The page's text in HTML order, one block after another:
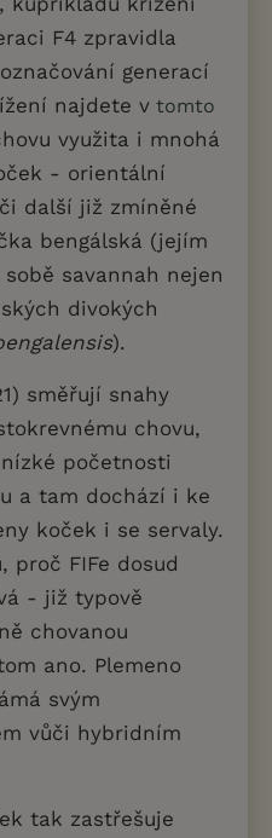
F4 zpravidla
generací
najdete v tomto
využita i mnohá
- orientální
další již zmíněné
bengálská (jejím
savannah nejen
divokých
).
směřují snahy
chovu,
početnosti
a tam dochází i ke
koček i se servaly.
proč FIFe dosud
- již typově
chovanou
ano. Plemeno
svým
vůči hybridním
tak zastřešuje